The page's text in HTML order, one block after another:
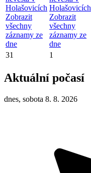
Holašovicích
Zobrazit
všechny
záznamy ze
dne
Holašovicích
Zobrazit
všechny
záznamy ze
dne
31
1
Aktuální počasí
dnes, sobota 8. 8. 2026